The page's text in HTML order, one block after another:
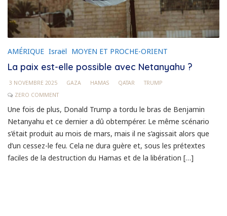
AMÉRIQUE Israël MOYEN ET PROCHE-ORIENT
La paix est-elle possible avec Netanyahu ?
3 NOVEMBRE 2025 GAZA HAMAS QATAR
TRUMP
ZERO COMMENT
Une fois de plus, Donald Trump a tordu le bras de Benjamin
Netanyahu et ce dernier a dû obtempérer. Le même scénario
s’était produit au mois de mars, mais il ne s’agissait alors que
d’un cessez-le feu. Cela ne dura guère et, sous les prétextes
faciles de la destruction du Hamas et de la libération […]